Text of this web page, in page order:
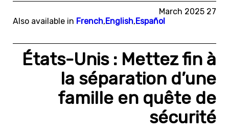
27 March 2025
Also available in French,English,Español
États-Unis : Mettez fin à
la séparation d’une
famille en quête de
sécurité